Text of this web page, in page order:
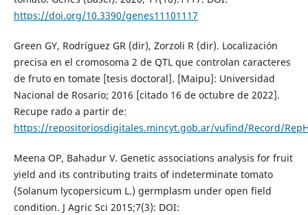
https://doi.org/10.3390/genes11101117
Green GY, Rodríguez GR (dir), Zorzoli R (dir). Localización
precisa en el cromosoma 2 de QTL que controlan caracteres
de fruto en tomate [tesis doctoral]. [Maipu]: Universidad
Nacional de Rosario; 2016 [citado 16 de octubre de 2022].
Recupe rado a partir de:
https://repositoriosdigitales.mincyt.gob.ar/vufind/Record/
Meena OP, Bahadur V. Genetic associations analysis for fruit
yield and its contributing traits of indeterminate tomato
(Solanum lycopersicum L.) germplasm under open field
condition. J Agric Sci 2015;7(3): DOI: